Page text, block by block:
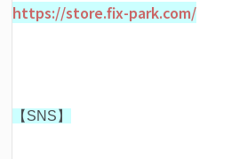
https://store.fix-park.com/
【SNS】